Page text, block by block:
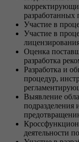
разработанных
Участие в
Участие в
Оценка
разработка
Разработка и
процедур,
Выявление
подразделения
деятельности